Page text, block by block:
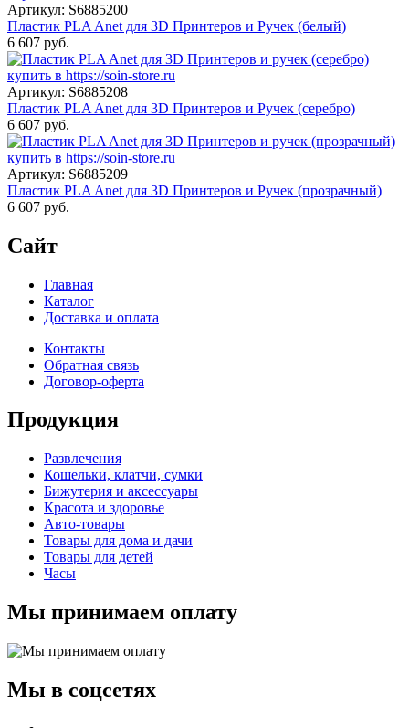
Артикул: S6885200
Пластик PLA Anet для 3D Принтеров и Ручек (белый)
6 607 руб.
Артикул: S6885208
Пластик PLA Anet для 3D Принтеров и Ручек (серебро)
6 607 руб.
Артикул: S6885209
Пластик PLA Anet для 3D Принтеров и Ручек (прозрачный)
6 607 руб.
Сайт
Главная
Каталог
Доставка и оплата
Контакты
Обратная связь
Договор-оферта
Продукция
Развлечения
Кошельки, клатчи, сумки
Бижутерия и аксессуары
Красота и здоровье
Авто-товары
Товары для дома и дачи
Товары для детей
Часы
Мы принимаем оплату
Мы в соцсетях